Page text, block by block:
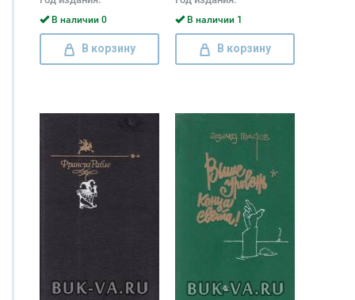
В наличии 0
В корзину
В наличии 1
В корзину